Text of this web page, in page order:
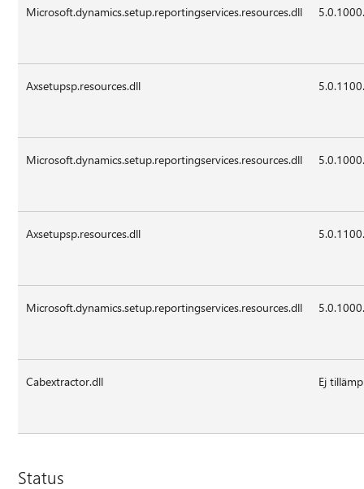
Microsoft.dynamics.setup.reportingservices.resources.dll
Axsetupsp.resources.dll
Microsoft.dynamics.setup.reportingservices.resources.dll
Axsetupsp.resources.dll
Microsoft.dynamics.setup.reportingservices.resources.dll
Cabextractor.dll Ej
Status